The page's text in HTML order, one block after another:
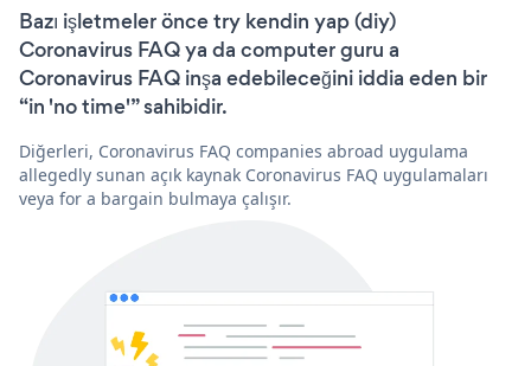
Bazı işletmeler önce try kendin yap (diy)
Coronavirus FAQ ya da computer guru a
Coronavirus FAQ inşa edebileceğini iddia eden bir
“in 'no time'” sahibidir.
Diğerleri, Coronavirus FAQ companies abroad uygulama
allegedly sunan açık kaynak Coronavirus FAQ uygulamaları
veya for a bargain bulmaya çalışır.